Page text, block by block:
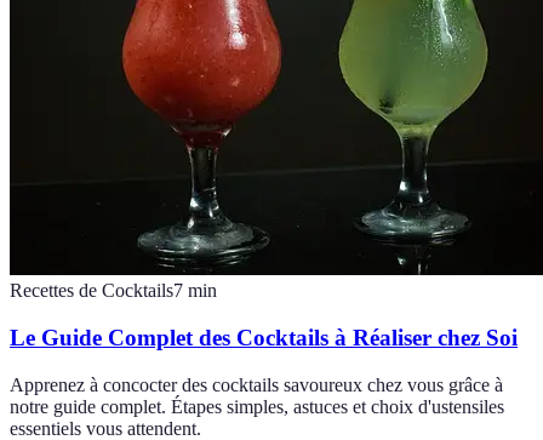
Recettes de Cocktails7 min
Le Guide Complet des Cocktails à Réaliser chez Soi
Apprenez à concocter des cocktails savoureux chez vous grâce à
notre guide complet. Étapes simples, astuces et choix d'ustensiles
essentiels vous attendent.